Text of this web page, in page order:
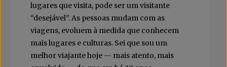
lugares que visita, pode ser um visitante
“desejável”. As pessoas mudam com as
viagens, evoluem à medida que conhecem
mais lugares e culturas. Sei que sou um
melhor viajante hoje — mais atento, mais